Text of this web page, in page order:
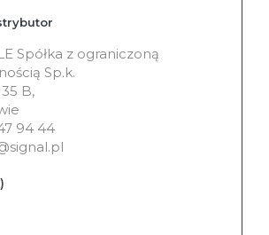
Spółka z ograniczoną
Sp.k.
B,
94 44